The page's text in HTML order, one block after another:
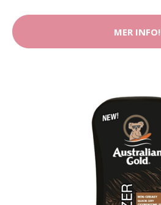
MER INFO!